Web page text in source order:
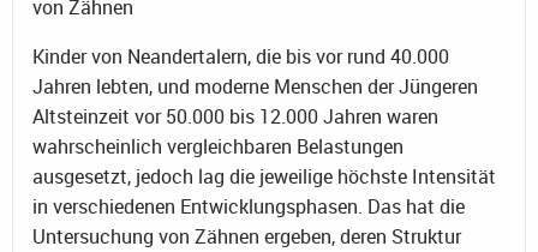
von Zähnen
Kinder von Neandertalern, die bis vor rund 40.000
Jahren lebten, und moderne Menschen der Jüngeren
Altsteinzeit vor 50.000 bis 12.000 Jahren waren
wahrscheinlich vergleichbaren Belastungen
ausgesetzt, jedoch lag die jeweilige höchste Intensität
in verschiedenen Entwicklungsphasen. Das hat die
Untersuchung von Zähnen ergeben, deren Struktur